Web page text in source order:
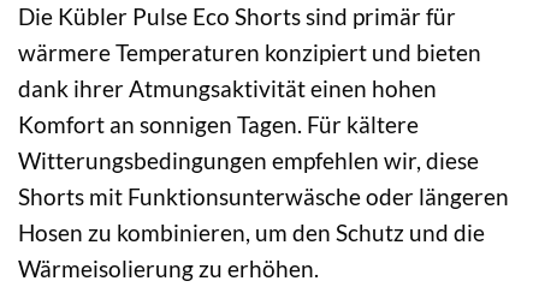
Die Kübler Pulse Eco Shorts sind primär für
wärmere Temperaturen konzipiert und bieten
dank ihrer Atmungsaktivität einen hohen
Komfort an sonnigen Tagen. Für kältere
Witterungsbedingungen empfehlen wir, diese
Shorts mit Funktionsunterwäsche oder längeren
Hosen zu kombinieren, um den Schutz und die
Wärmeisolierung zu erhöhen.